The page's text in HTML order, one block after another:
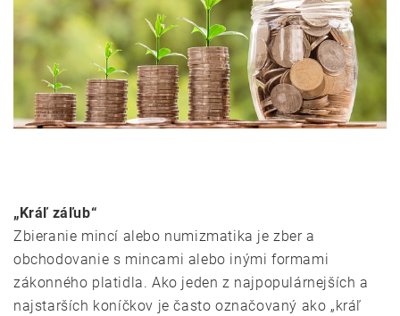
„Kráľ záľub“
Zbieranie mincí alebo numizmatika je zber a
obchodovanie s mincami alebo inými formami
zákonného platidla. Ako jeden z najpopulárnejších a
najstarších koníčkov je často označovaný ako „kráľ